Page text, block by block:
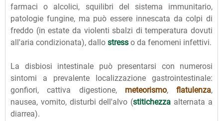
farmaci o alcolici, squilibri del sistema immunitario,
patologie fungine, ma può essere innescata da colpi di
freddo (in estate da violenti sbalzi di temperatura dovuti
all'aria condizionata), dallo stress o da fenomeni infettivi.
La disbiosi intestinale può presentarsi con numerosi
sintomi a prevalente localizzazione gastrointestinale:
gonfiori, cattiva digestione, meteorismo, flatulenza,
nausea, vomito, disturbi dell'alvo (stitichezza alternata a
diarrea).